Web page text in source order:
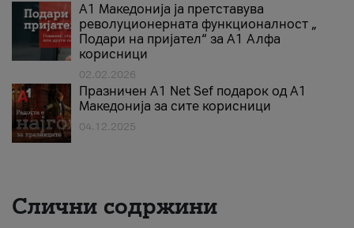
А1 Македонија ја претставува
револуционерната функционалност „
Подари на пријател“ за А1 Алфа
корисници
02.02.2026
Празничен A1 Net Sеf подарок од А1
Македонија за сите корисници
04.12.2025
Слични содржини